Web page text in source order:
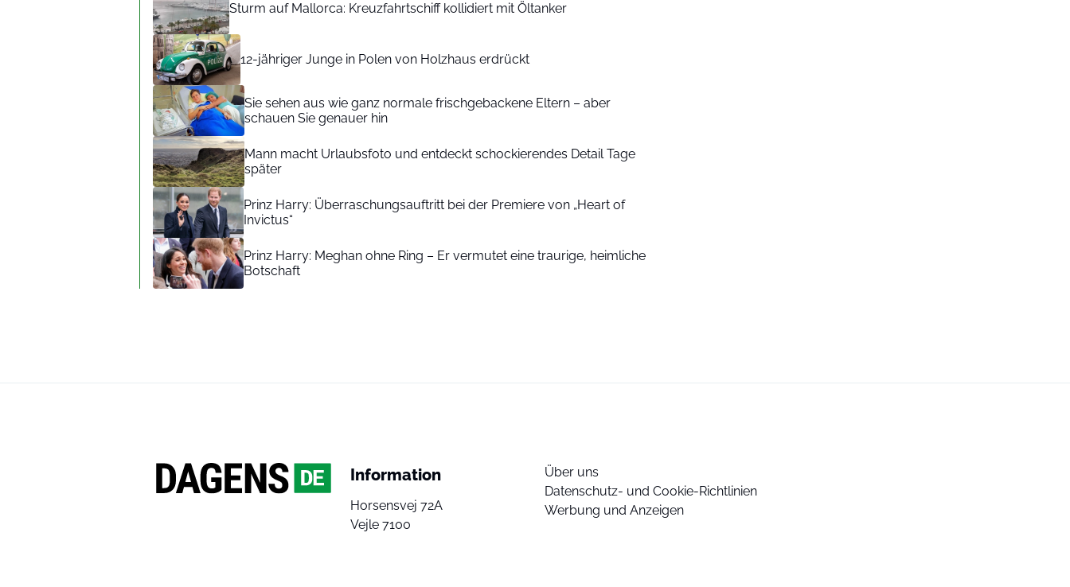
Sturm auf Mallorca: Kreuzfahrtschiff kollidiert mit Öltanker
12-jähriger Junge in Polen von Holzhaus erdrückt
Sie sehen aus wie ganz normale frischgebackene Eltern – aber
schauen Sie genauer hin
Mann macht Urlaubsfoto und entdeckt schockierendes Detail Tage
später
Prinz Harry: Überraschungsauftritt bei der Premiere von „Heart of
Invictus“
Prinz Harry: Meghan ohne Ring – Er vermutet eine traurige, heimliche
Botschaft
Information
Horsensvej 72A
Vejle 7100
Über uns
Datenschutz- und Cookie-Richtlinien
Werbung und Anzeigen